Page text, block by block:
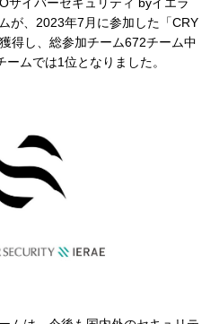
イバーセキュリティ byイエラ
が、2023年7月に参加した「CRY
得し、総参加チーム672チーム中
ムでは1位となりました。